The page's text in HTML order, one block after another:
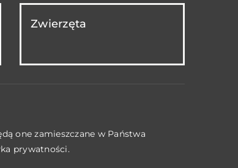
Zwierzęta
one zamieszczane w Państwa
prywatności.